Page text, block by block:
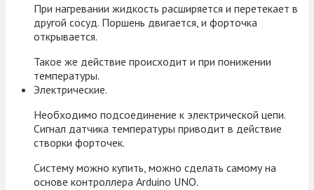
При нагревании жидкость расширяется и перетекает в
другой сосуд. Поршень двигается, и форточка
открывается.
Такое же действие происходит и при понижении
температуры.
Электрические.
Необходимо подсоединение к электрической цепи.
Сигнал датчика температуры приводит в действие
створки форточек.
Систему можно купить, можно сделать самому на
основе контроллера Arduino UNO.